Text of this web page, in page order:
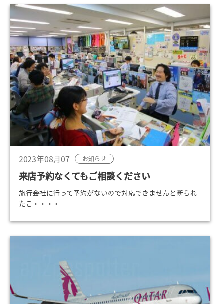
2023年08月07 お知らせ
来店予約なくてもご相談ください
旅行会社に行って予約がないので対応できませんと断られ
たこ・・・・